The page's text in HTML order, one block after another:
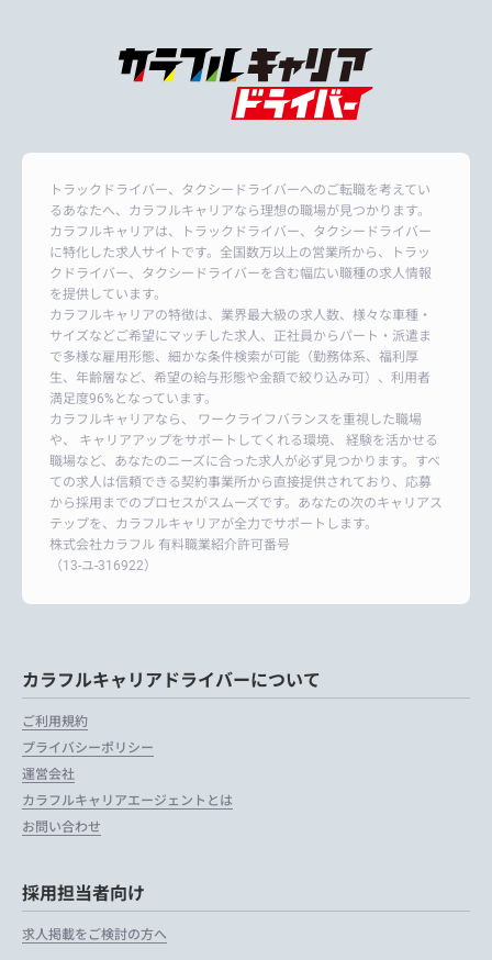
トラックドライバー、タクシードライバーへのご転職を考えてい
るあなたへ、カラフルキャリアなら理想の職場が見つかります。
カラフルキャリアは、トラックドライバー、タクシードライバー
に特化した求人サイトです。全国数万以上の営業所から、トラッ
クドライバー、タクシードライバーを含む幅広い職種の求人情報
を提供しています。
カラフルキャリアの特徴は、業界最大級の求人数、様々な車種・
サイズなどご希望にマッチした求人、正社員からパート・派遣ま
で多様な雇用形態、細かな条件検索が可能（勤務体系、福利厚
生、年齢層など、希望の給与形態や金額で絞り込み可）、利用者
満足度96%となっています。
カラフルキャリアなら、 ワークライフバランスを重視した職場
や、 キャリアアップをサポートしてくれる環境、 経験を活かせる
職場など、あなたのニーズに合った求人が必ず見つかります。すべ
ての求人は信頼できる契約事業所から直接提供されており、応募
から採用までのプロセスがスムーズです。あなたの次のキャリアス
テップを、カラフルキャリアが全力でサポートします。
株式会社カラフル 有料職業紹介許可番号
（13-ユ-316922）
カラフルキャリアドライバーについて
ご利用規約
プライバシーポリシー
運営会社
カラフルキャリアエージェントとは
お問い合わせ
採用担当者向け
求人掲載をご検討の方へ